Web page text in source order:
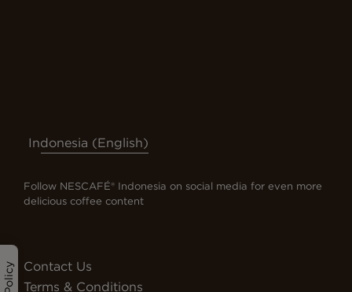
Indonesia (English)
Follow NESCAFÉ® Indonesia on social media for even more
delicious coffee content
Contact Us
Terms & Conditions